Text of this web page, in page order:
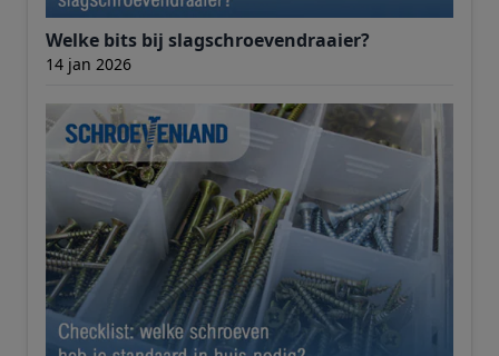
Welke bits bij slagschroevendraaier?
14 jan 2026